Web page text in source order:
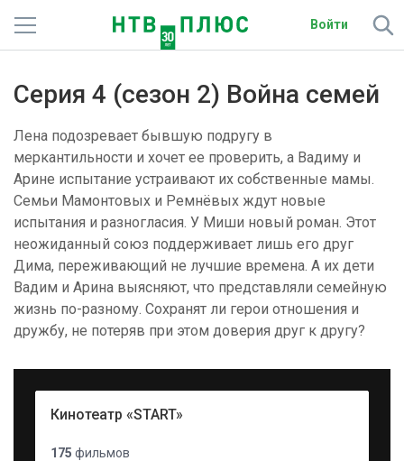
Войти
Фильмы и сериалы
Спорт
Подписки
Радио
Спутниковым абонентам
О сайте
Активировать промокод
Серия 4 (сезон 2) Война семей
Лена подозревает бывшую подругу в
меркантильности и хочет ее проверить, а Вадиму и
Арине испытание устраивают их собственные мамы.
Семьи Мамонтовых и Ремнёвых ждут новые
испытания и разногласия. У Миши новый роман. Этот
неожиданный союз поддерживает лишь его друг
Дима, переживающий не лучшие времена. А их дети
Вадим и Арина выясняют, что представляли семейную
жизнь по-разному. Сохранят ли герои отношения и
дружбу, не потеряв при этом доверия друг к другу?
Кинотеатр «START»
175 фильмов